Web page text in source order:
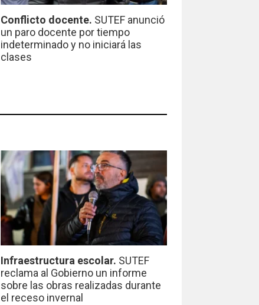
Conflicto docente. SUTEF anunció
un paro docente por tiempo
indeterminado y no iniciará las
clases
Infraestructura escolar. SUTEF
reclama al Gobierno un informe
sobre las obras realizadas durante
el receso invernal